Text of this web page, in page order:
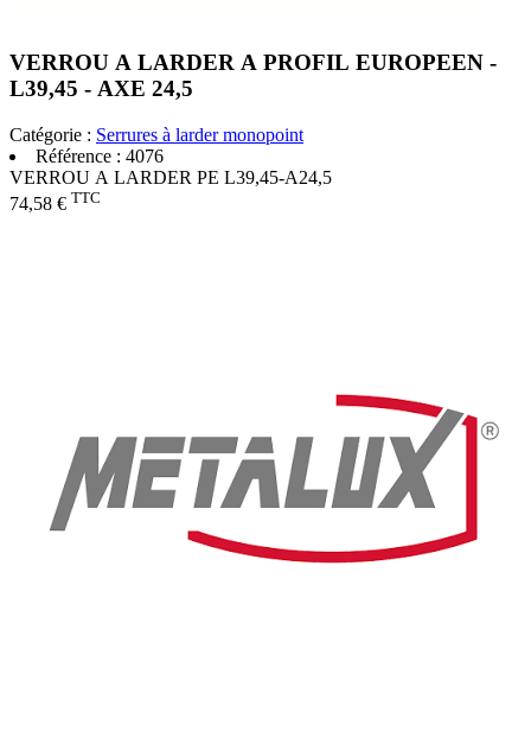
VERROU A LARDER A PROFIL EUROPEEN -
L39,45 - AXE 24,5
Catégorie : Serrures à larder monopoint
Référence : 4076
VERROU A LARDER PE L39,45-A24,5
74,58 € TTC